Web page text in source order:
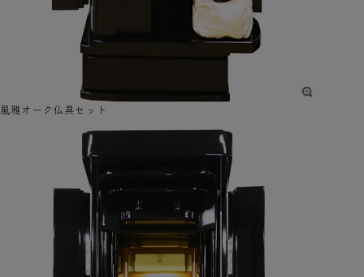
風雅オーク仏具セット